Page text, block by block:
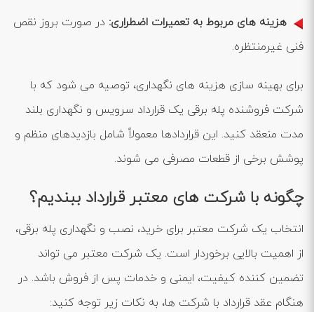
هزینه‌ های مربوط به تعمیرات اضطراری: در صورت بروز نقص
فنی غیرمنتظره.
برای بهینه ‌سازی هزینه‌ های نگهداری، توصیه می‌ شود که با
شرکت فروشنده پله برقی یک قرارداد سرویس و نگهداری بلند
مدت منعقد کنید. این قراردادها معمولاً شامل بازدیدهای منظم و
پوشش برخی از قطعات مصرفی می ‌شوند.
چگونه با شرکت ‌های معتبر قرارداد ببندیم؟
انتخاب یک شرکت معتبر برای خرید، نصب و نگهداری پله برقی،
از اهمیت بالایی برخوردار است. یک شرکت معتبر می ‌تواند
تضمین ‌کننده کیفیت، ایمنی و خدمات پس از فروش باشد. در
هنگام عقد قرارداد با شرکت ‌ها، به نکات زیر توجه کنید: